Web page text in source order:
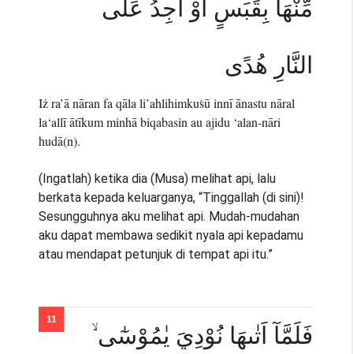
مِّنْهَا بِقَبَسٍ اَوْ اَجِدُ عَلَى
النَّارِ هُدًى
Iż ra’ā nāran fa qāla li’ahlihimkuṡū innī ānastu nāral
la‘allī ātīkum minhā biqabasin au ajidu ‘alan-nāri
hudā(n).
(Ingatlah) ketika dia (Musa) melihat api, lalu
berkata kepada keluarganya, “Tinggallah (di sini)!
Sesungguhnya aku melihat api. Mudah-mudahan
aku dapat membawa sedikit nyala api kepadamu
atau mendapat petunjuk di tempat api itu.”
فَلَمَّآ اَتٰىهَا نُوْدِيَ يٰمُوْسٰٓى ۙ